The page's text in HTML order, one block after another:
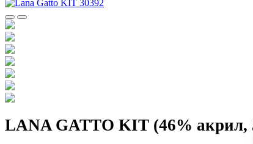
LANA GATTO KIT (46% акрил,